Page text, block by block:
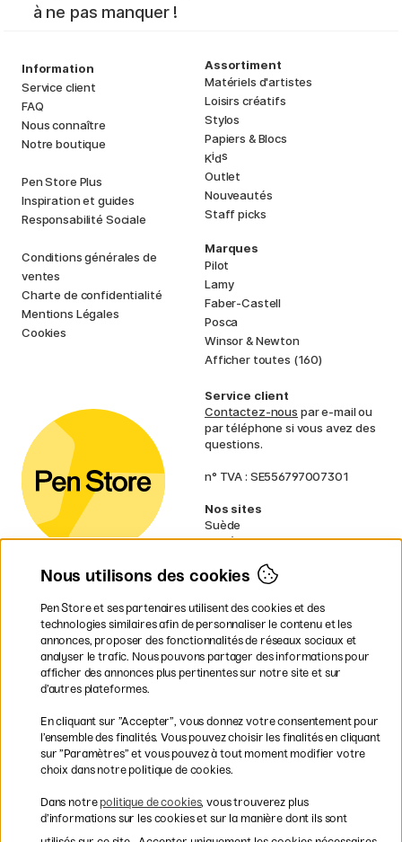
à ne pas manquer !
Information
Service client
FAQ
Nous connaître
Notre boutique
Pen Store Plus
Inspiration et guides
Responsabilité Sociale
Conditions générales de
ventes
Charte de confidentialité
Mentions Légales
Cookies
Assortiment
Matériels d'artistes
Loisirs créatifs
Stylos
Papiers & Blocs
Kids
Outlet
Nouveautés
Staff picks
Marques
Pilot
Lamy
Faber-Castell
Posca
Winsor & Newton
Afficher toutes (160)
Service client
Contactez-nous par e-mail ou
par téléphone si vous avez des
questions.
n° TVA : SE556797007301
Nos sites
Suède
Norvège
Finlande
Irlande
Pays-Bas
Royaume-Uni
UE
volumineux.
Les modes de paiement
Nous utilisons des cookies
Pen Store et ses partenaires utilisent des cookies et des
technologies similaires afin de personnaliser le contenu et les
annonces, proposer des fonctionnalités de réseaux sociaux et
analyser le trafic. Nous pouvons partager des informations pour
afficher des annonces plus pertinentes sur notre site et sur
d’autres plateformes.
En cliquant sur ”Accepter”, vous donnez votre consentement pour
l’ensemble des finalités. Vous pouvez choisir les finalités en cliquant
sur ”Paramètres” et vous pouvez à tout moment modifier votre
choix dans notre politique de cookies.
Dans notre politique de cookies, vous trouverez plus
d’informations sur les cookies et sur la manière dont ils sont